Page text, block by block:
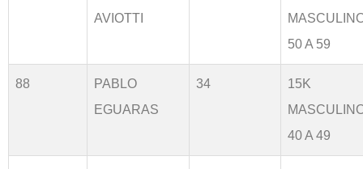
AVIOTTI
50 A 59
88
PABLO
EGUARAS
34
15K
40 A 49